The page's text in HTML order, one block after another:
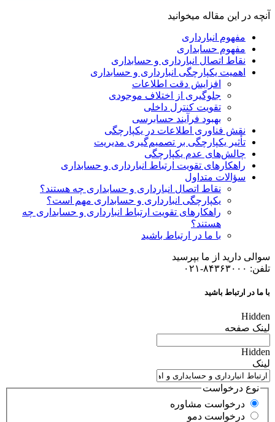
آنچه در این مقاله میخوانید
مفهوم انبارداری
مفهوم حسابداری
نقاط اتصال انبارداری و حسابداری
اهمیت یکپارچگی انبارداری و حسابداری
افزایش دقت اطلاعات
جلوگیری از اختلاف موجودی
تقویت کنترل داخلی
بهبود فرآیند حسابرسی
نقش فناوری اطلاعات در یکپارچگی
تأثیر یکپارچگی بر تصمیم‌گیری مدیریت
چالش‌های عدم یکپارچگی
راهکارهای تقویت ارتباط انبارداری و حسابداری
سؤالات متداول
نقاط اتصال انبارداری و حسابداری چه هستند؟
یکپارچگی انبارداری و حسابداری مهم است؟
راهکارهای تقویت ارتباط انبارداری و حسابداری چه
هستند؟
با ما در ارتباط باشید
سوالی دارید از ما بپرسید
تلفن: ۸۴۳۶۳۰۰۰-۰۲۱
با ما در ارتباط باشید
Hidden
لینک صفحه
Hidden
لینک
نوع درخواست
درخواست مشاوره
درخواست دمو